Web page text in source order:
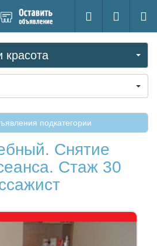
Поиск
Вход на
красота
подкатегории
Снятие
Стаж 30